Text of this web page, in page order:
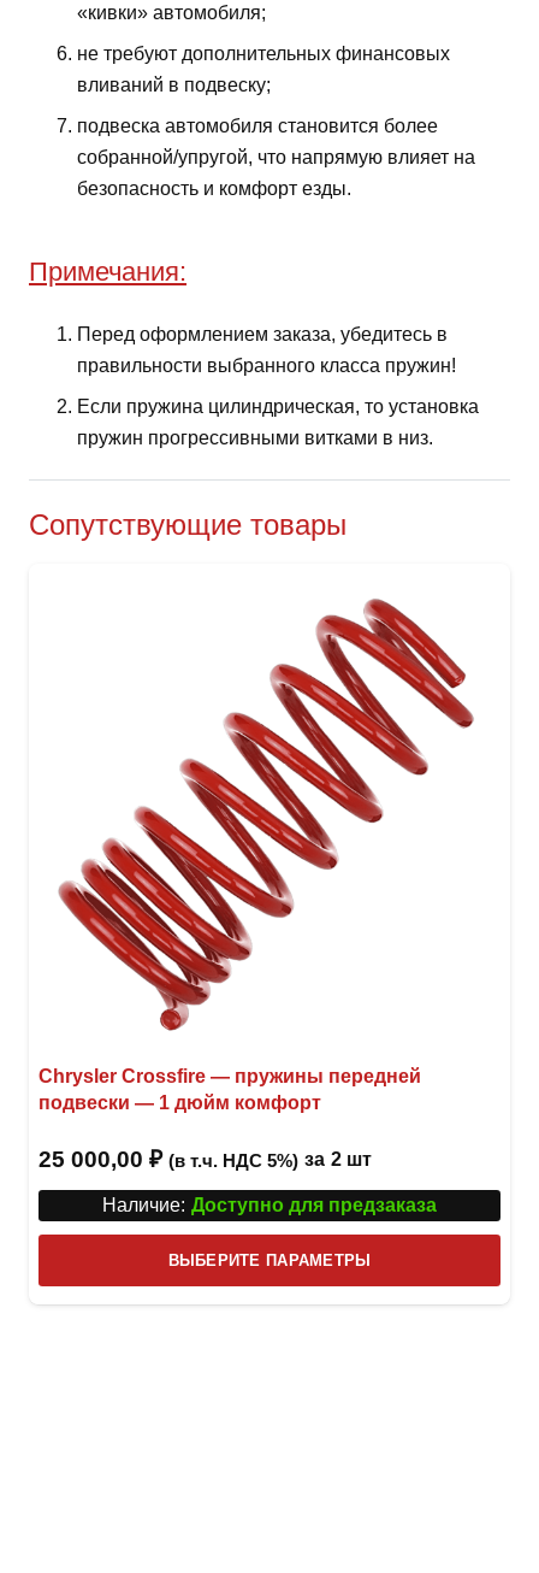
«кивки» автомобиля;
не требуют дополнительных финансовых
вливаний в подвеску;
подвеска автомобиля становится более
собранной/упругой, что напрямую влияет на
безопасность и комфорт езды.
Примечания:
Перед оформлением заказа, убедитесь в
правильности выбранного класса пружин!
Если пружина цилиндрическая, то установка
пружин прогрессивными витками в низ.
Сопутствующие товары
Chrysler Crossfire — пружины передней
подвески — 1 дюйм комфорт
25 000,00 ₽ (в т.ч. НДС 5%) за 2 шт
Наличие: Доступно для предзаказа
ВЫБЕРИТЕ ПАРАМЕТРЫ
товар